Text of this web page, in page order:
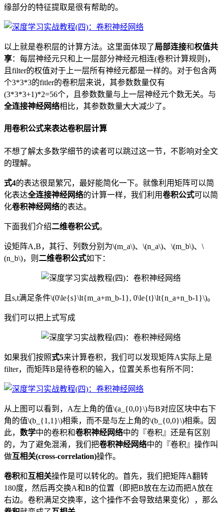
缘部分的特征提取是很有帮助的。
以上就是卷积层的计算方法。这里面体现了局部连接和权值共
享：每层神经元只和上一层部分神经元相连(卷积计算规则)，
且filter的权值对于上一层所有神经元都是一样的。对于包含两
个3*3*3的fitler的卷积层来说，其参数数量仅有
(3*3*3+1)*2=56个，且参数数量与上一层神经元个数无关。与
全连接神经网络相比，其参数数量大大减少了。
用卷积公式来表达卷积层计算
不想了解太多数学细节的读者可以跳过这一节，不影响对全文
的理解。
式4的表达很是繁冗，最好能简化一下。就像利用矩阵可以简
化表达全连接神经网络的计算一样，我们利用卷积公式可以简
化卷积神经网络的表达。
下面我们介绍二维卷积公式。
设矩阵A,B，其行、列数分别为\(m_a\)、\(n_a\)、\(m_b\)、\
(n_b\)，则 二维卷积公式如下：
且s,t满足条件\(0\le{s}\lt{m_a+m_b-1}, 0\le{t}\lt{n_a+n_b-1}\)。
我们可以把上式写成
如果我们按照式5来计算卷积，我们可以发现矩阵A实际上是
filter，而矩阵B是待卷积的输入，位置关系也有所不同：
从上图可以看到，A左上角的值\(a_{0,0}\)与B对应区块中右下
角的值\(b_{1,1}\)相乘，而不是与左上角的\(b_{0,0}\)相乘。因
此， 数学中的卷积和卷积神经网络中的『卷积』还是有区别
的，为了避免混淆，我们把卷积神经网络中的『卷积』操作叫
做互相关(cross-correlation)操作。
卷积和互相关操作是可以转化的。首先，我们把矩阵A翻转
180度，然后再交换A和B的位置（即把B放在左边而把A放在
右边。卷积满足交换率，这个操作不会导致结果变化），那么